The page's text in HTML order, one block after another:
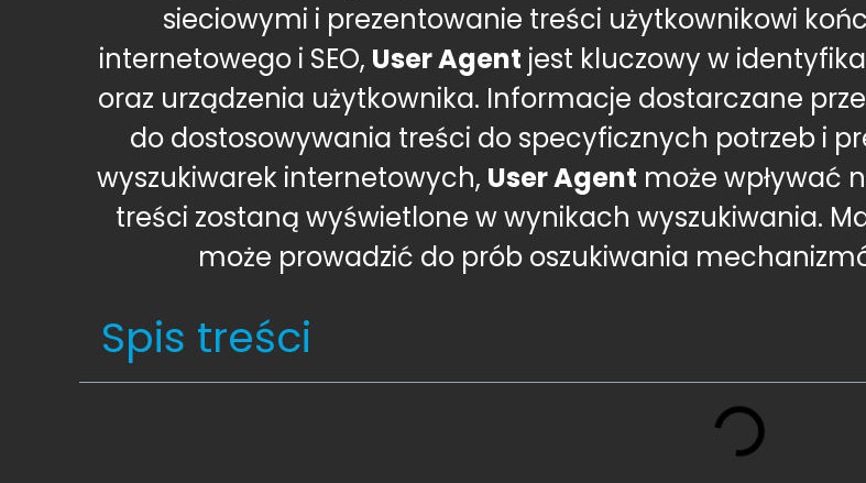
sieciowymi i prezentowanie treści użytkownikowi
internetowego i SEO, User Agent jest kluczowy w
oraz urządzenia użytkownika. Informacje dostarczane
do dostosowywania treści do specyficznych potrzeb i
wyszukiwarek internetowych, User Agent może wpływać
treści zostaną wyświetlone w wynikach wyszukiwania.
może prowadzić do prób oszukiwania
Spis treści